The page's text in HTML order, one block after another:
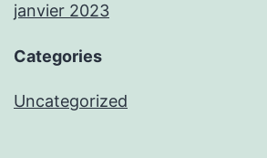
janvier 2023
Categories
Uncategorized